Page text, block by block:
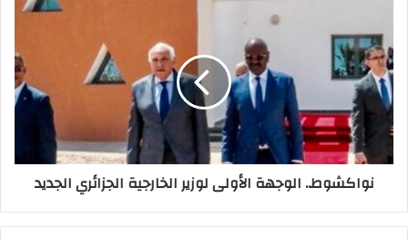
نواكشوط.. الوجهة الأولى لوزير الخارجية الجزائري الجديد